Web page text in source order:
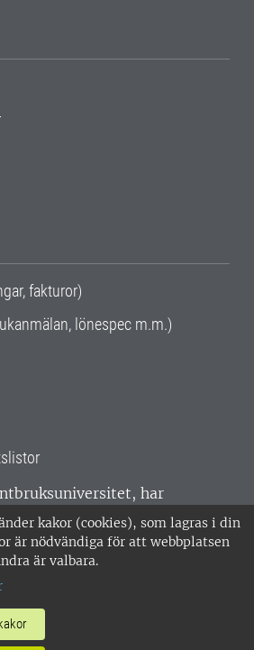
kakor (cookies), som lagras i din
är nödvändiga för att webbplatsen
är valbara.
fakturor)
lönespec m.m.)
har
hela Sverige. Huvudorter är
Umeå.SLU är
ISO 14001. •
nr: 202100-2817 •
Behandling av